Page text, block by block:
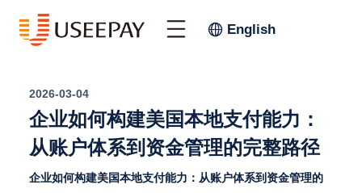
English
2026-03-04
企业如何构建美国本地支付能力：
从账户体系到资金管理的完整路径
企业如何构建美国本地支付能力：从账户体系到资金管理的